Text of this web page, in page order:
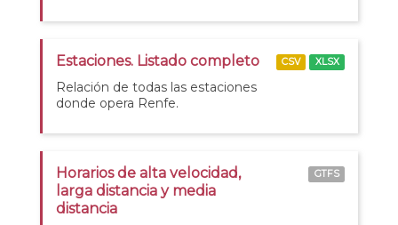
Estaciones. Listado completo
Relación de todas las estaciones
donde opera Renfe.
CSV XLSX
Horarios de alta velocidad,
larga distancia y media
distancia
GTFS